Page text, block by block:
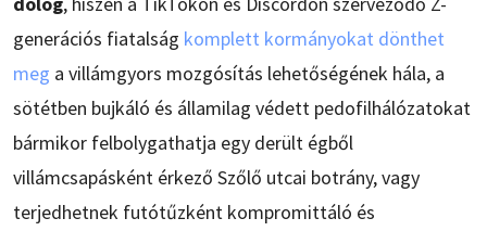
generációs fiatalság komplett kormányokat dönthet
meg a villámgyors mozgósítás lehetőségének hála, a
sötétben bujkáló és államilag védett pedofilhálózatokat
bármikor felbolygathatja egy derült égből
villámcsapásként érkező Szőlő utcai botrány, vagy
terjedhetnek futótűzként kompromittáló és